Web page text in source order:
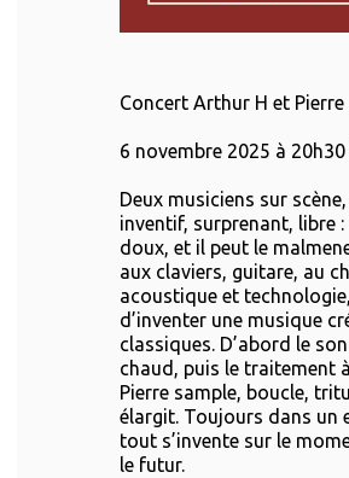
Concert Arthur H et Pierre
6 novembre 2025 à 20h30
Deux musiciens sur
inventif, surprenant, libre
doux, et il peut le
aux claviers, guitare, au
acoustique et
d’inventer une musique
classiques. D’abord le
chaud, puis le traitement
Pierre sample, boucle,
élargit. Toujours dans un
tout s’invente sur le
le futur.